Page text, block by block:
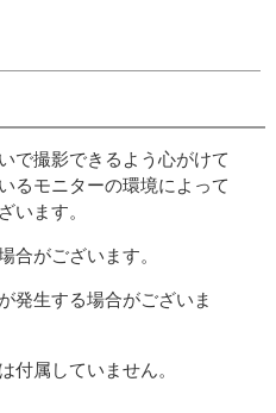
で撮影できるよう心がけて
るモニターの環境によって
います。
合がございます。
発生する場合がございま
付属していません。